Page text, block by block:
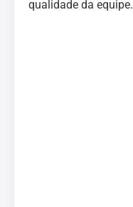
qualidade da equipe.